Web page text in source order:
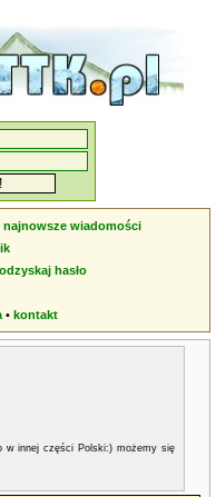
najnowsze wiadomości
odzyskaj hasło
•kontakt
w innej części Polski:) możemy się